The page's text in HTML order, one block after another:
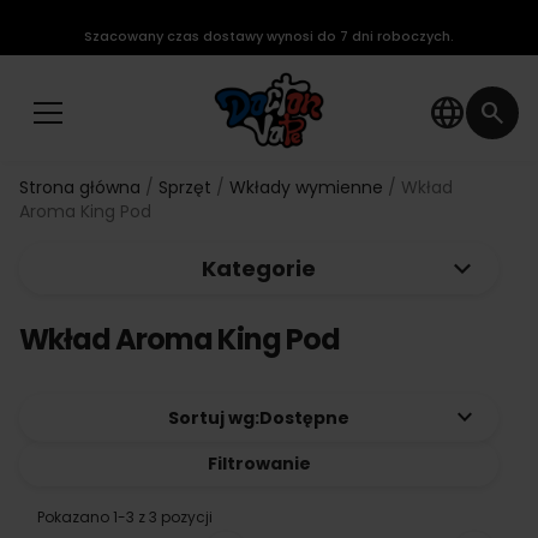
language search
Szacowany czas dostawy wynosi do 7 dni roboczych.
Strona główna Sprzęt Wkłady wymienne
Wkład
Aroma King Pod
Kategorie keyboard_arrow_down
Wkład Aroma King Pod
Sortuj wg:Dostępne keyboard_arrow_down
Filtrowanie
Pokazano 1-3 z 3 pozycji